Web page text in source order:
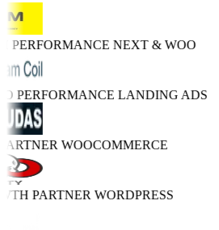
PERFORMANCENEXT & WOO
PERFORMANCELANDING ADS
WOOCOMMERCE
PARTNERWORDPRESS